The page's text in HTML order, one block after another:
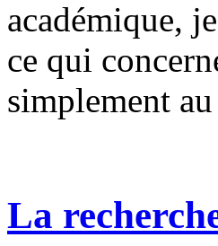
académique,
ce qui
simplement
La